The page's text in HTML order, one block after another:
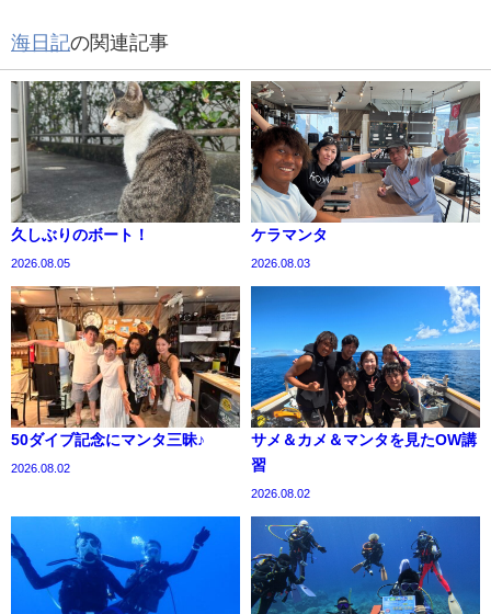
海日記の関連記事
久しぶりのボート！
2026.08.05
ケラマンタ
2026.08.03
50ダイブ記念にマンタ三昧♪
2026.08.02
サメ＆カメ＆マンタを見たOW講
習
2026.08.02